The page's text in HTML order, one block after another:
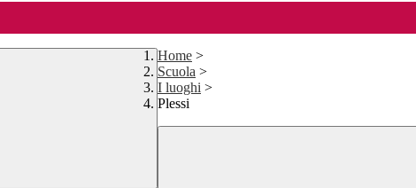
Home >
Scuola >
I luoghi >
Plessi